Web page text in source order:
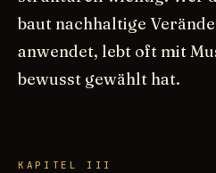
baut nachhaltige
anwendet, lebt oft mit
bewusst gewählt hat.
KAPITEL III